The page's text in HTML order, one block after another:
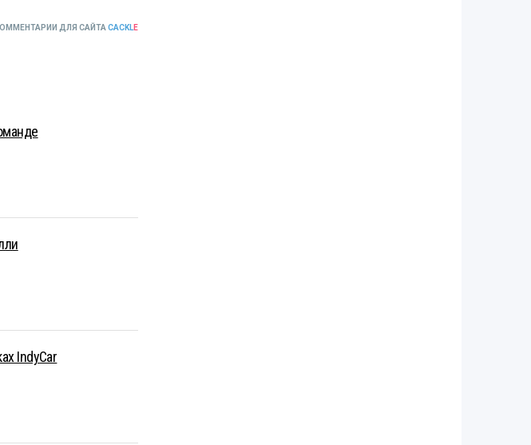
ДЛЯ САЙТА CACKLE
IndyCar